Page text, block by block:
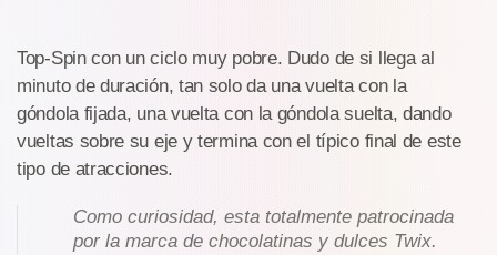
Top-Spin con un ciclo muy pobre. Dudo de si llega al
minuto de duración, tan solo da una vuelta con la
góndola fijada, una vuelta con la góndola suelta, dando
vueltas sobre su eje y termina con el típico final de este
tipo de atracciones.
Como curiosidad, esta totalmente patrocinada
por la marca de chocolatinas y dulces Twix.